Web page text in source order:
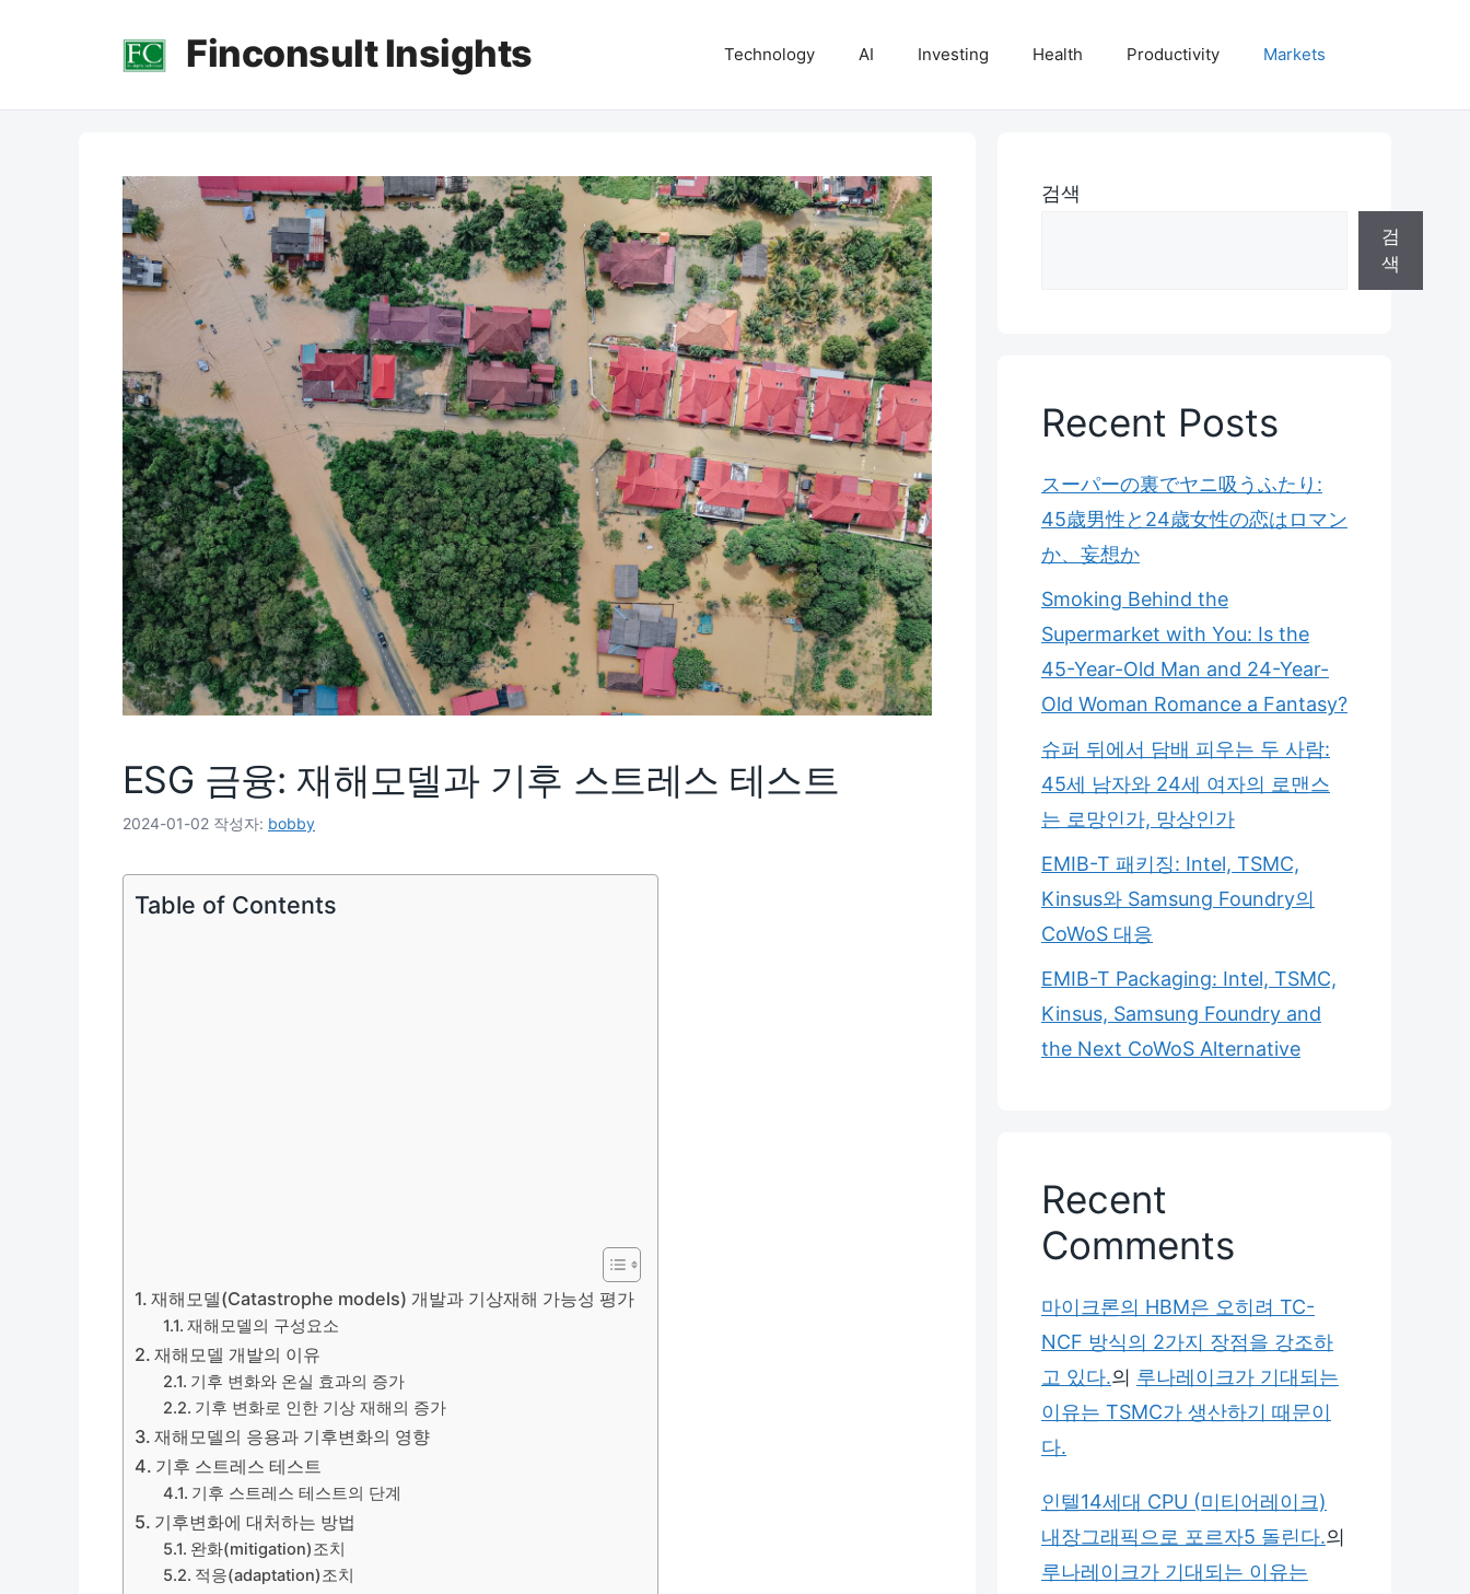
Finconsult Insights Technology AI Investing Health Productivity Markets
ESG 금융: 재해모델과 기후 스트레스 테스트
2024-01-02 작성자: bobby
Table of Contents
재해모델(Catastrophe models) 개발과 기상재해 가능성 평가
재해모델의 구성요소
재해모델 개발의 이유
기후 변화와 온실 효과의 증가
기후 변화로 인한 기상 재해의 증가
재해모델의 응용과 기후변화의 영향
기후 스트레스 테스트
기후 스트레스 테스트의 단계
기후변화에 대처하는 방법
완화(mitigation)조치
적응(adaptation)조치
검색
검
색
Recent Posts
スーパーの裏でヤニ吸うふたり:
45歳男性と24歳女性の恋はロマン
か、妄想か
Smoking Behind the
Supermarket with You: Is the
45-Year-Old Man and 24-Year-
Old Woman Romance a Fantasy?
슈퍼 뒤에서 담배 피우는 두 사람:
45세 남자와 24세 여자의 로맨스
는 로망인가, 망상인가
EMIB-T 패키징: Intel, TSMC,
Kinsus와 Samsung Foundry의
CoWoS 대응
EMIB-T Packaging: Intel, TSMC,
Kinsus, Samsung Foundry and
the Next CoWoS Alternative
Recent
Comments
마이크론의 HBM은 오히려 TC-
NCF 방식의 2가지 장점을 강조하
고 있다.의 루나레이크가 기대되는
이유는 TSMC가 생산하기 때문이
다.
인텔14세대 CPU (미티어레이크)
내장그래픽으로 포르자5 돌린다.의
루나레이크가 기대되는 이유는